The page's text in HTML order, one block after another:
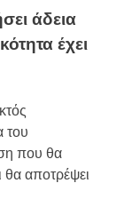
άδεια
έχει
του
που θα
θα αποτρέψει